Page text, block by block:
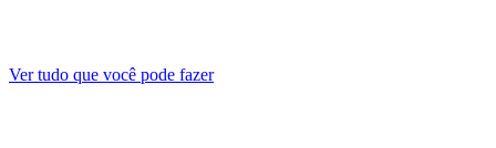
Ver tudo que você pode fazer